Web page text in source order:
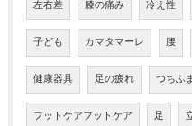
左右差 膝の痛み 冷え性
子ども カマタマーレ 腰
健康器具 足の疲れ つちふ
フットケアフットケア 足